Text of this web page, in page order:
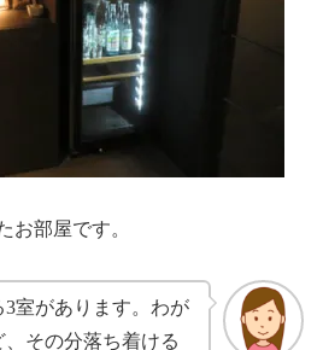
お部屋です。
室があります。わが
その分落ち着ける